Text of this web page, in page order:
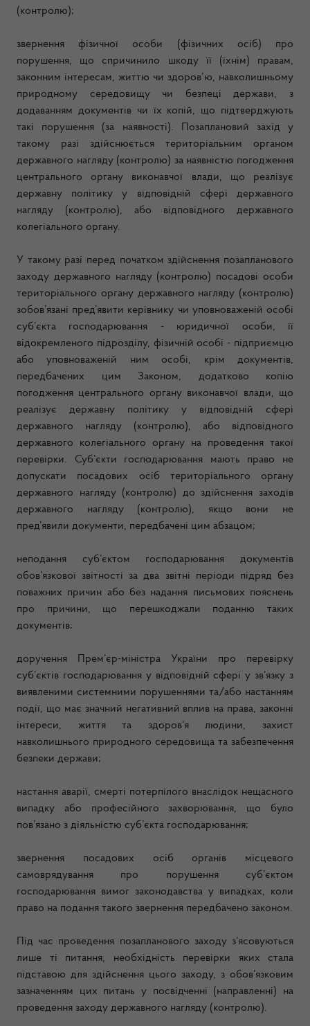
(контролю);
звернення фізичної особи (фізичних осіб) про
порушення, що спричинило шкоду її (їхнім) правам,
законним інтересам, життю чи здоров’ю, навколишньому
природному середовищу чи безпеці держави, з
додаванням документів чи їх копій, що підтверджують
такі порушення (за наявності). Позаплановий захід у
такому разі здійснюється територіальним органом
державного нагляду (контролю) за наявністю погодження
центрального органу виконавчої влади, що реалізує
державну політику у відповідній сфері державного
нагляду (контролю), або відповідного державного
колегіального органу.
У такому разі перед початком здійснення позапланового
заходу державного нагляду (контролю) посадові особи
територіального органу державного нагляду (контролю)
зобов’язані пред’явити керівнику чи уповноваженій особі
суб’єкта господарювання - юридичної особи, її
відокремленого підрозділу, фізичній особі - підприємцю
або уповноваженій ним особі, крім документів,
передбачених цим Законом, додатково копію
погодження центрального органу виконавчої влади, що
реалізує державну політику у відповідній сфері
державного нагляду (контролю), або відповідного
державного колегіального органу на проведення такої
перевірки. Суб’єкти господарювання мають право не
допускати посадових осіб територіального органу
державного нагляду (контролю) до здійснення заходів
державного нагляду (контролю), якщо вони не
пред’явили документи, передбачені цим абзацом;
неподання суб’єктом господарювання документів
обов’язкової звітності за два звітні періоди підряд без
поважних причин або без надання письмових пояснень
про причини, що перешкоджали поданню таких
документів;
доручення Прем’єр-міністра України про перевірку
суб’єктів господарювання у відповідній сфері у зв’язку з
виявленими системними порушеннями та/або настанням
події, що має значний негативний вплив на права, законні
інтереси, життя та здоров’я людини, захист
навколишнього природного середовища та забезпечення
безпеки держави;
настання аварії, смерті потерпілого внаслідок нещасного
випадку або професійного захворювання, що було
пов’язано з діяльністю суб’єкта господарювання;
звернення посадових осіб органів місцевого
самоврядування про порушення суб’єктом
господарювання вимог законодавства у випадках, коли
право на подання такого звернення передбачено законом.
Під час проведення позапланового заходу з’ясовуються
лише ті питання, необхідність перевірки яких стала
підставою для здійснення цього заходу, з обов’язковим
зазначенням цих питань у посвідченні (направленні) на
проведення заходу державного нагляду (контролю).